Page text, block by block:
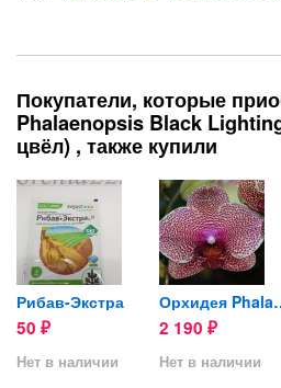
Покупатели, которые
Phalaenopsis Black
цвёл) , также купили
Рибав-Экстра
50 ₽
Нет в наличии
Орхидея
2 190 ₽
Нет в наличии